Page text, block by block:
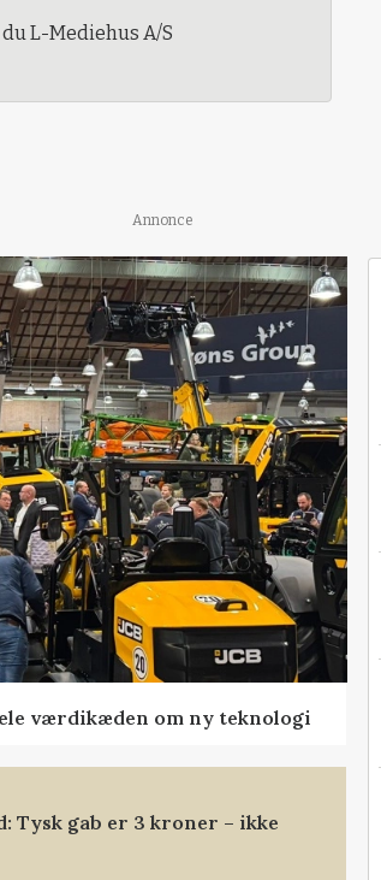
L-Mediehus A/S
Annonce
værdikæden om ny teknologi
gab er 3 kroner – ikke